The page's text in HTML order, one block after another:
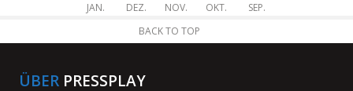
JAN. DEZ. NOV. OKT.
SEP.
BACK TO TOP
ÜBER PRESSPLAY